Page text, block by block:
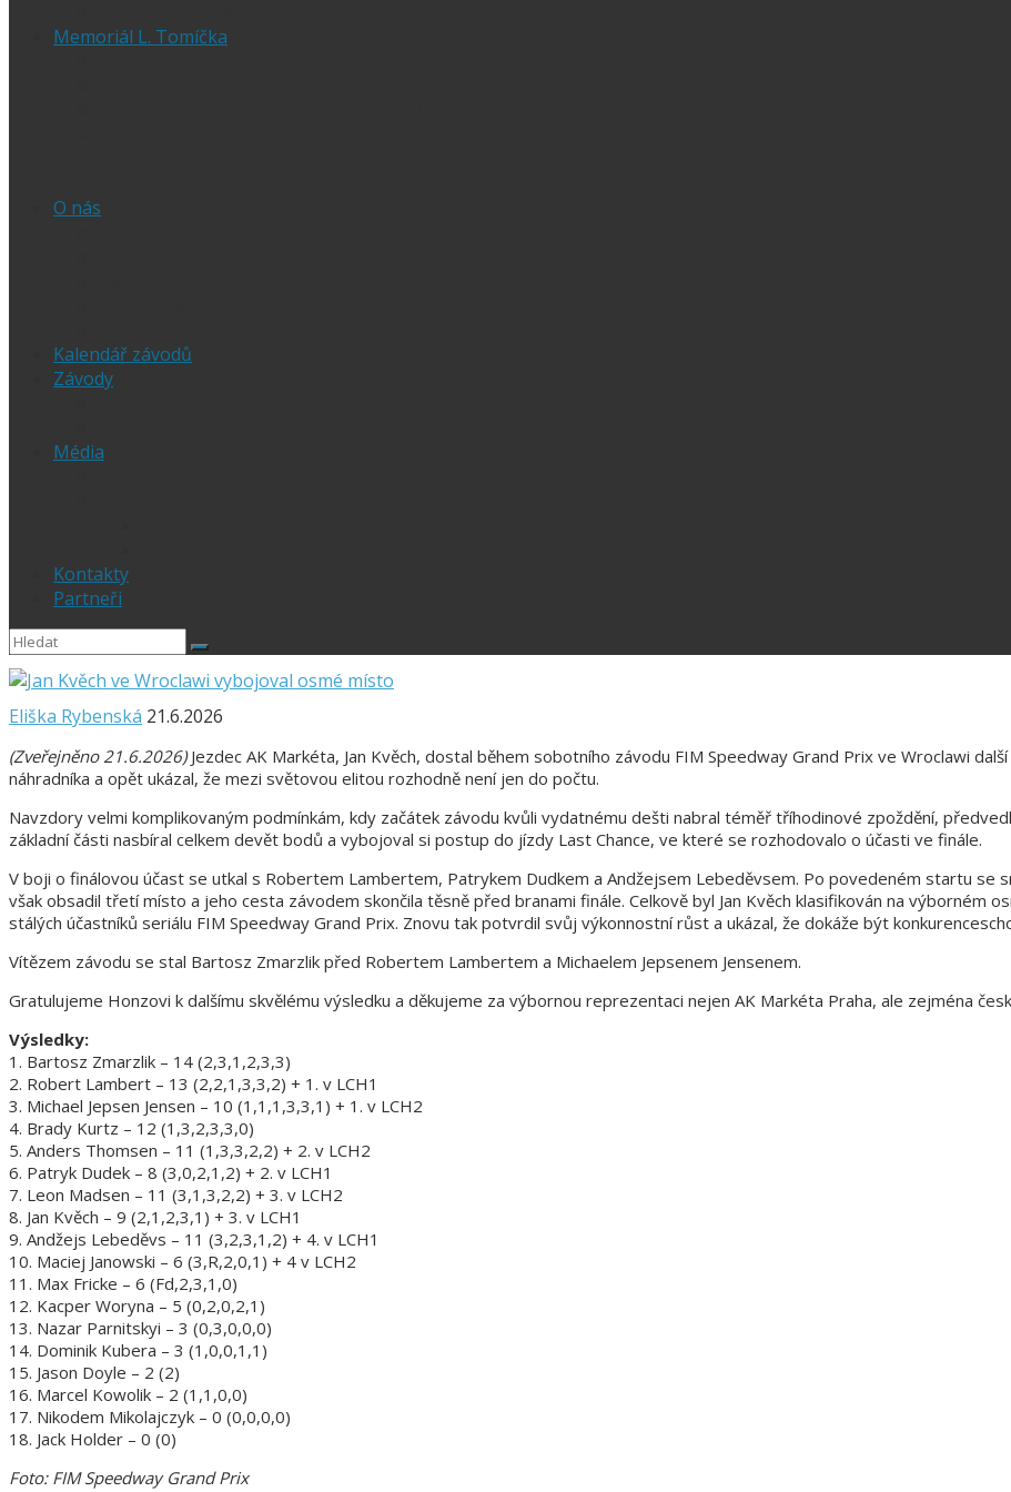
Memoriál L. Tomíčka
O nás
Kalendář závodů
Závody
Média
Kontakty
Partneři
Eliška Rybenská 21.6.2026
(Zveřejněno 21.6.2026)Jezdec AK Markéta, Jan Kvěch, dostal během sobotního závodu FIM Speedway Grand Prix ve Wroclawi
náhradníka a opět ukázal, že mezi světovou elitou rozhodně není jen do počtu.
Navzdory velmi komplikovaným podmínkám, kdy začátek závodu kvůli vydatnému dešti nabral téměř tříhodinové zpoždění,
základní části nasbíral celkem devět bodů a vybojoval si postup do jízdy Last Chance, ve které se rozhodovalo o účasti ve finále.
V boji o finálovou účast se utkal s Robertem Lambertem, Patrykem Dudkem a Andžejsem Lebeděvsem. Po povedeném startu se
však obsadil třetí místo a jeho cesta závodem skončila těsně před branami finále. Celkově byl Jan Kvěch klasifikován na výborném
stálých účastníků seriálu FIM Speedway Grand Prix. Znovu tak potvrdil svůj výkonnostní růst a ukázal, že dokáže být
Vítězem závodu se stal Bartosz Zmarzlik před Robertem Lambertem a Michaelem Jepsenem Jensenem.
Gratulujeme Honzovi k dalšímu skvělému výsledku a děkujeme za výbornou reprezentaci nejen AK Markéta Praha, ale zejména
Výsledky:
1. Bartosz Zmarzlik – 14 (2,3,1,2,3,3)
2. Robert Lambert – 13 (2,2,1,3,3,2) + 1. v LCH1
3. Michael Jepsen Jensen – 10 (1,1,1,3,3,1) + 1. v LCH2
4. Brady Kurtz – 12 (1,3,2,3,3,0)
5. Anders Thomsen – 11 (1,3,3,2,2) + 2. v LCH2
6. Patryk Dudek – 8 (3,0,2,1,2) + 2. v LCH1
7. Leon Madsen – 11 (3,1,3,2,2) + 3. v LCH2
8. Jan Kvěch – 9 (2,1,2,3,1) + 3. v LCH1
9. Andžejs Lebeděvs – 11 (3,2,3,1,2) + 4. v LCH1
10. Maciej Janowski – 6 (3,R,2,0,1) + 4 v LCH2
11. Max Fricke – 6 (Fd,2,3,1,0)
12. Kacper Woryna – 5 (0,2,0,2,1)
13. Nazar Parnitskyi – 3 (0,3,0,0,0)
14. Dominik Kubera – 3 (1,0,0,1,1)
15. Jason Doyle – 2 (2)
16. Marcel Kowolik – 2 (1,1,0,0)
17. Nikodem Mikolajczyk – 0 (0,0,0,0)
18. Jack Holder – 0 (0)
Foto: FIM Speedway Grand Prix